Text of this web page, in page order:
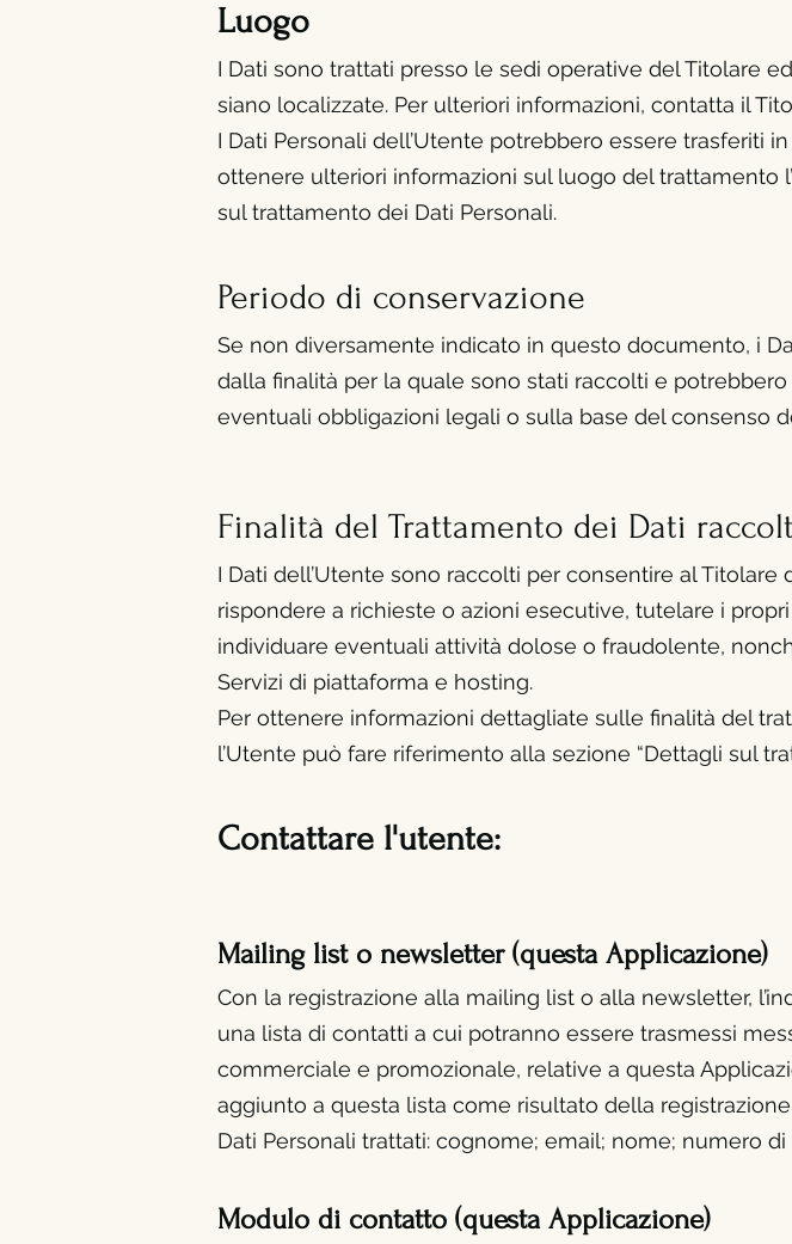
Luogo
I Dati sono trattati presso le sedi operative del Titolare
siano localizzate. Per ulteriori informazioni, contatta il
I Dati Personali dell’Utente potrebbero essere trasferiti
ottenere ulteriori informazioni sul luogo del trattamento
sul trattamento dei Dati Personali.
Periodo di conservazione
Se non diversamente indicato in questo documento, i
dalla finalità per la quale sono stati raccolti e potrebbero
eventuali obbligazioni legali o sulla base del consenso
Finalità del Trattamento dei Dati
I Dati dell’Utente sono raccolti per consentire al
rispondere a richieste o azioni esecutive, tutelare i
individuare eventuali attività dolose o fraudolente,
Servizi di piattaforma e hosting.
Per ottenere informazioni dettagliate sulle finalità del
l’Utente può fare riferimento alla sezione “Dettagli sul
Contattare l'utente:
Mailing list o newsletter (questa Applicazione)
Con la registrazione alla mailing list o alla newsletter,
una lista di contatti a cui potranno essere trasmessi
commerciale e promozionale, relative a questa
aggiunto a questa lista come risultato della
Dati Personali trattati: cognome; email; nome; numero
Modulo di contatto (questa Applicazione)